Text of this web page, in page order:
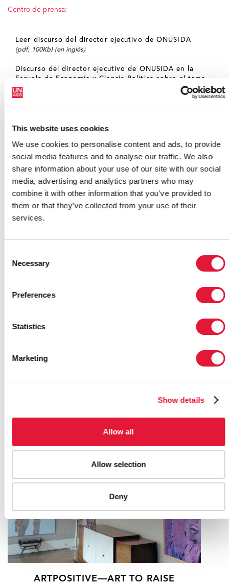
This website uses cookies
We use cookies to personalise content and ads, to provide
social media features and to analyse our traffic. We also
share information about your use of our site with our social
media, advertising and analytics partners who may
combine it with other information that you’ve provided to
them or that they’ve collected from your use of their
services.
Selection
Necessary
Preferences
Statistics
Marketing
Show details
Allow all
Allow selection
Deny
Centro de prensa:
Leer discurso del director ejecutivo de ONUSIDA
(pdf, 100Kb) (en inglés)
Discurso del director ejecutivo de ONUSIDA en la
Escuela de Economía y Ciencia Política sobre el tema
"Por qué el sida es un problema excepcional"
(pdf, 154.5Kb)
Escuchar el discurso del director ejecutivo de
ONUSIDA
(15 de mayo de 2008) (mp3, 20 Mb) (en inglés)
WELCOMING UKRAINIAN REFUGEES IN
21 DE ABRIL DE 2022
ARTPOSITIVE—ART TO RAISE